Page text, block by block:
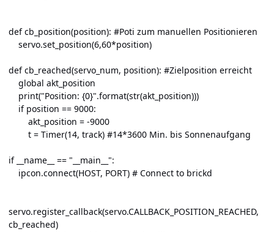
def cb_position(position): #Poti zum manuellen Positionieren
servo.set_position(6,60*position)
def cb_reached(servo_num, position): #Zielposition erreicht
global akt_position
print("Position: {0}".format(str(akt_position)))
if position == 9000:
akt_position = -9000
t = Timer(14, track) #14*3600 Min. bis Sonnenaufgang
if __name__ == "__main__":
ipcon.connect(HOST, PORT) # Connect to brickd
servo.register_callback(servo.CALLBACK_POSITION_REACHED,
cb_reached)